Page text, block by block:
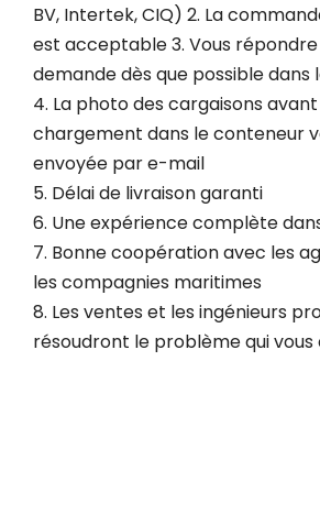
BV, Intertek, CIQ) 2. La
est acceptable 3. Vous
demande dès que possible dans
4. La photo des cargaisons
chargement dans le conteneur
envoyée par e-mail
5. Délai de livraison garanti
6. Une expérience complète
7. Bonne coopération avec les
les compagnies maritimes
8. Les ventes et les ingénieurs
résoudront le problème qui